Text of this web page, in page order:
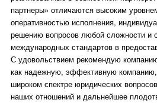
партнеры» отличаются высоким
оперативностью исполнения,
решению вопросов любой сложности и
международных стандартов в
С удовольствием рекомендую
как надежную, эффективную
широком спектре юридических
наших отношений и дальнейшее